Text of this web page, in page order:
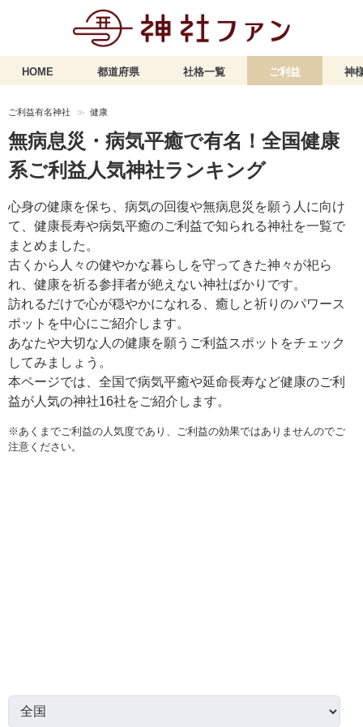
HOME 都道府県 社格一覧 ご利益 神
ご利益有名神社 健康
無病息災・病気平癒で有名！全国健康
系ご利益人気神社ランキング
心身の健康を保ち、病気の回復や無病息災を願う人に向け
て、健康長寿や病気平癒のご利益で知られる神社を一覧で
まとめました。
古くから人々の健やかな暮らしを守ってきた神々が祀ら
れ、健康を祈る参拝者が絶えない神社ばかりです。
訪れるだけで心が穏やかになれる、癒しと祈りのパワース
ポットを中心にご紹介します。
あなたや大切な人の健康を願うご利益スポットをチェック
してみましょう。
本ページでは、全国で病気平癒や延命長寿など健康のご利
益が人気の神社16社をご紹介します。
※あくまでご利益の人気度であり、ご利益の効果ではありませんのでご
注意ください。